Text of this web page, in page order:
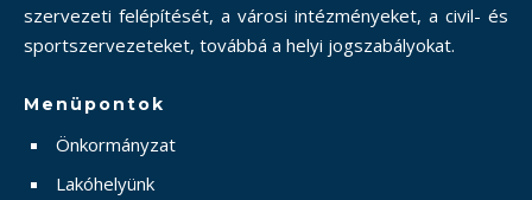
szervezeti felépítését, a városi intézményeket, a civil- és
sportszervezeteket, továbbá a helyi jogszabályokat.
Menüpontok
Önkormányzat
Lakóhelyünk